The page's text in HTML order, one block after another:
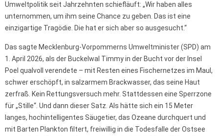
Umweltpolitik seit Jahrzehnten schiefläuft: „Wir haben alles
unternommen, um ihm seine Chance zu geben. Das ist eine
einzigartige Tragödie. Die hat er sich aber so ausgesucht.“
Das sagte Mecklenburg-Vorpommerns Umweltminister (SPD) am
1. April 2026, als der Buckelwal Timmy in der Bucht vor der Insel
Poel qualvoll verendete – mit Resten eines Fischernetzes im Maul,
schwer erschöpft, in salzarmem Brackwasser, das seine Haut
zerfraß. Kein Rettungsversuch mehr. Stattdessen eine Sperrzone
für „Stille“. Und dann dieser Satz. Als hätte sich ein 15 Meter
langes, hochintelligentes Säugetier, das Ozeane durchquert und
mit Barten Plankton filtert, freiwillig in die Todesfalle der Ostsee